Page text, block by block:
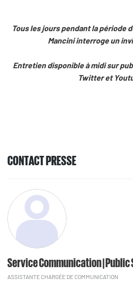
Tous les jours pendant la période
Mancini interroge un
Entretien disponible à midi sur
Twitter et
CONTACT PRESSE
Service Communication | Public
ASSISTANTE CHARGÉE DE COMMUNICATION